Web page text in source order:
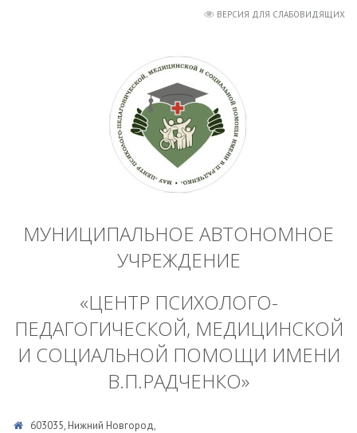
ВЕРСИЯ ДЛЯ СЛАБОВИДЯЩИХ
МУНИЦИПАЛЬНОЕ АВТОНОМНОЕ
УЧРЕЖДЕНИЕ
«ЦЕНТР ПСИХОЛОГО-
ПЕДАГОГИЧЕСКОЙ, МЕДИЦИНСКОЙ
И СОЦИАЛЬНОЙ ПОМОЩИ ИМЕНИ
В.П.РАДЧЕНКО»
603035, Нижний Новгород,